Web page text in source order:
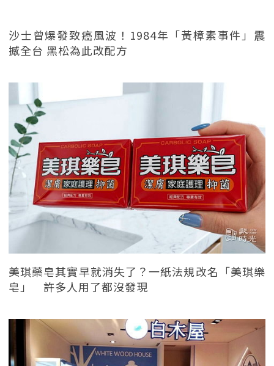
沙士曾爆發致癌風波！1984年「黃樟素事件」震
撼全台 黑松為此改配方
美琪藥皂其實早就消失了？一紙法規改名「美琪樂
皂」 許多人用了都沒發現